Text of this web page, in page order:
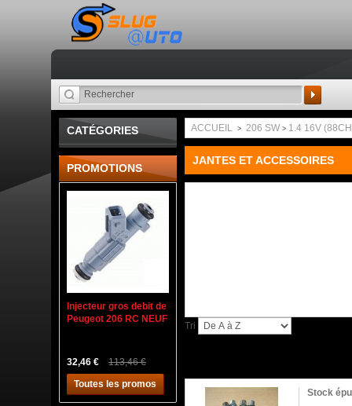
CATÉGORIES
PROMOTIONS
Injecteur gros debit de
Peugeot 206 RC NEUF
32,46 €
113,46 €
Toutes les promos
ACCUEIL > 206 SW > 1.4 16V
JANTES ET ACCESSOIRES
Tri
Stock